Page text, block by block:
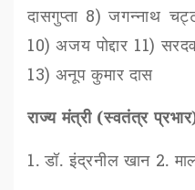
दासगुप्ता 8)जगन्नाथ
10)अजय पोद्दार 11)
13) अनूप कुमार दास
राज्य मंत्री (स्वतंत्र
1. डॉ. इंद्रनील खान 2.